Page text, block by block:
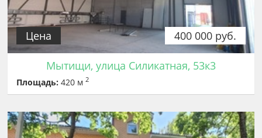
400 000 руб.
Цена
Мытищи, улица Силикатная, 53к3
Площадь: 420 м2